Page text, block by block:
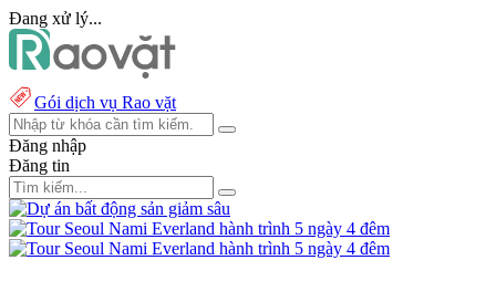
Đang xử lý...
Gói dịch vụ Rao vặt
Đăng nhập
Đăng tin